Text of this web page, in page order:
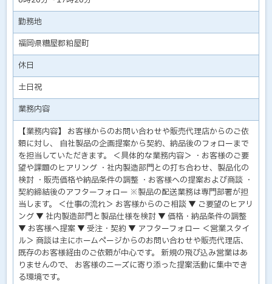
勤務地
福岡県糟屋郡粕屋町
休日
土日祝
業務内容
【業務内容】 お客様からのお問い合わせや販売代理店からのご依
頼に対し、 自社製品の企画提案から契約、納品後のフォローまで
を担当していただきます。 ＜具体的な業務内容＞ ・お客様のご要
望や課題のヒアリング ・社内製造部門との打ち合わせ、製品化の
検討 ・販売価格や納品条件の調整 ・お客様への提案および商談 ・
契約締結後のアフターフォロー ※製品の配送業務は専門部署が担
当します。 ＜仕事の流れ＞ お客様からのご相談 ▼ ご要望のヒアリ
ング ▼ 社内製造部門と製品仕様を検討 ▼ 価格・納品条件の調整
▼ お客様へ提案 ▼ 受注・契約 ▼ アフターフォロー ＜営業スタイ
ル＞ 商談は主にホームページからのお問い合わせや販売代理店、
既存のお客様経由のご依頼が中心です。 新規の飛び込み営業はあ
りませんので、 お客様のニーズに寄り添った提案活動に集中でき
る環境です。